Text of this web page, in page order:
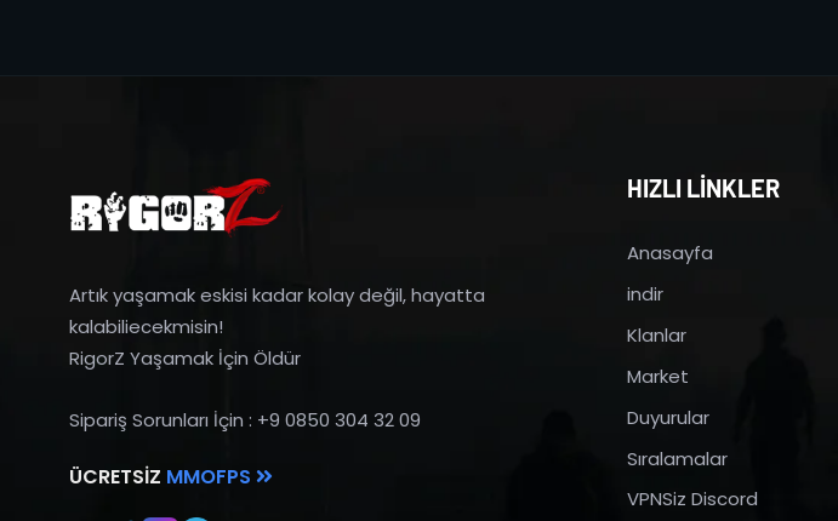
Artık yaşamak eskisi kadar kolay değil, hayatta
kalabiliecekmisin!
RigorZ Yaşamak İçin Öldür
Sipariş Sorunları İçin : +9 0850 304 32 09
ÜCRETSIZ MMOFPS
HIZLI LİNKLER
Anasayfa
indir
Klanlar
Market
Duyurular
Sıralamalar
VPNSiz Discord